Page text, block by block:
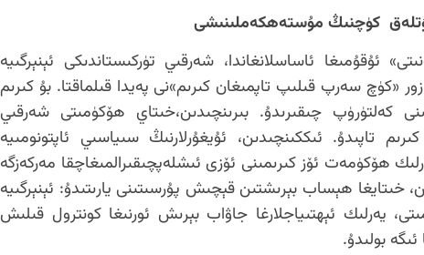
كۈچنىڭ مۇستەھكەملىنىشى
لەنىتى» ئۇقۇمىغا ئاساسلانغاندا، شەرقىي تۈركىستاندىكى ئېنېرگىيە
«كۈچ سەرپ قىلىپ تاپمىغان كىرىم»نى پەيدا قىلماقتا. بۇ كىرىم
كەلتۈرۈپ چىقىرىدۇ. بىرىنچىدىن،خىتاي ھۆكۈمىتى شەرقىي
كىرىم تاپىدۇ. ئىككىنچىدىن، ئۇيغۇرلارنىڭ سىياسىي ئاپتونومىيە
ھۆكۈمەت ئۆز كىرىمىنى ئۆزى ئىشلەپچىقىرالمىغاچقا مەركەزگە
خىتايغا ھېساب بېرىشتىن قېچىش پۇرسىتىنى يارىتىدۇ: ئېنېرگىيە
يەرلىك ئېھتىياجلارغا جاۋاب بېرىش ئورنىغا كونترول قىلىش
بولىدۇ.